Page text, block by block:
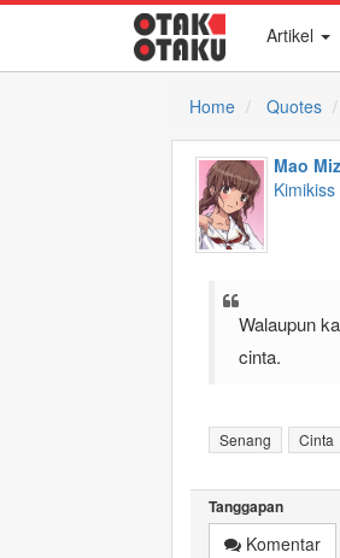
Artikel
Home Quotes
Mao
Walaupun
cinta.
Senang Cinta
Tanggapan
Komentar